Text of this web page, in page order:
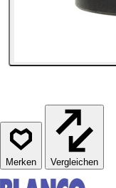
Vergleichen